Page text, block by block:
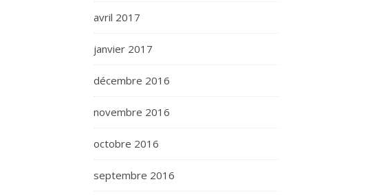
avril 2017
janvier 2017
décembre 2016
novembre 2016
octobre 2016
septembre 2016